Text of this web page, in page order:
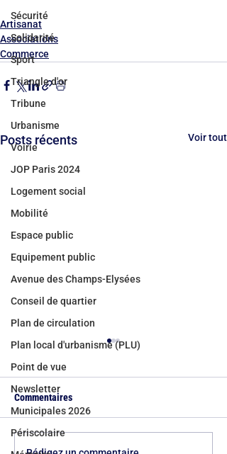
Sécurité
Solidarité
Sport
Triangle d'or
Tribune
Urbanisme
Voirie
JOP Paris 2024
Logement social
Mobilité
Espace public
Equipement public
Avenue des Champs-Elysées
Conseil de quartier
Plan de circulation
Plan local d'urbanisme (PLU)
Point de vue
Newsletter
Municipales 2026
Périscolaire
Artisanat
Associations
Commerce
Posts récents Voir tout
Commentaires